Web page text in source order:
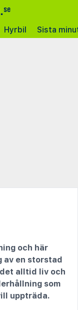
Hyrbil Sista
och här
av en storstad
alltid liv och
som
uppträda.